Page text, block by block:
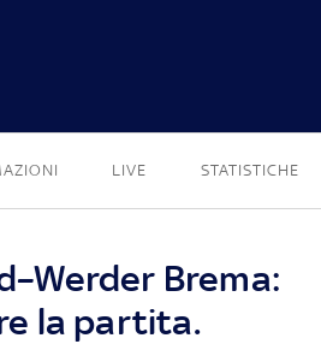
LIVE STATISTICHE
Brema:
la partita.